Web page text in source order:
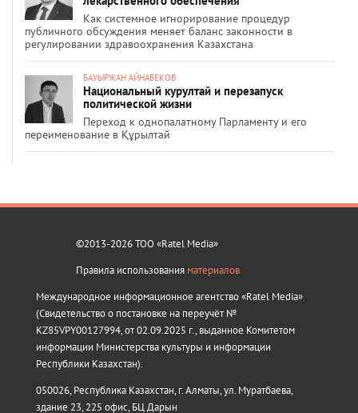
Как системное игнорирование процедур
публичного обсуждения меняет баланс законности в
регулировании здравоохранения Казахстана
БАУЫРЖАН АЙНАБЕКОВ
Национальный курултай и перезапуск
политической жизни
Переход к однопалатному Парламенту и его
переименование в Құрылтай
©2013-2026 ТОО «Ratel Media»
Правила использования материалов
Международное информационное агентство «Ratel Media»
(Свидетельство о постановке на переучёт №
KZ85VPY00127994, от 02.09.2025 г., выданное Комитетом
информации Министерства культуры и информации
Республики Казахстан).
050026, Республика Казахстан, г. Алматы, ул. Муратбаева,
здание 23, 225 офис, БЦ Дарын